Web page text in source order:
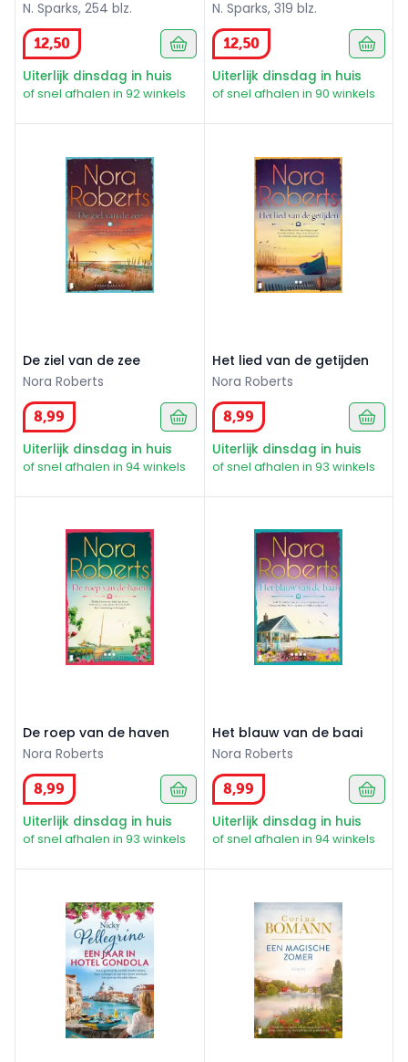
N. Sparks, 254 blz.
12,50
Uiterlijk dinsdag in huis
of snel afhalen in 92 winkels
N. Sparks, 319 blz.
12,50
Uiterlijk dinsdag in huis
of snel afhalen in 90 winkels
De ziel van de zee
Nora Roberts
8,99
Uiterlijk dinsdag in huis
of snel afhalen in 94 winkels
Het lied van de getijden
Nora Roberts
8,99
Uiterlijk dinsdag in huis
of snel afhalen in 93 winkels
De roep van de haven
Nora Roberts
8,99
Uiterlijk dinsdag in huis
of snel afhalen in 93 winkels
Het blauw van de baai
Nora Roberts
8,99
Uiterlijk dinsdag in huis
of snel afhalen in 94 winkels